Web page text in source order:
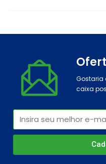
Gostaria
caixa